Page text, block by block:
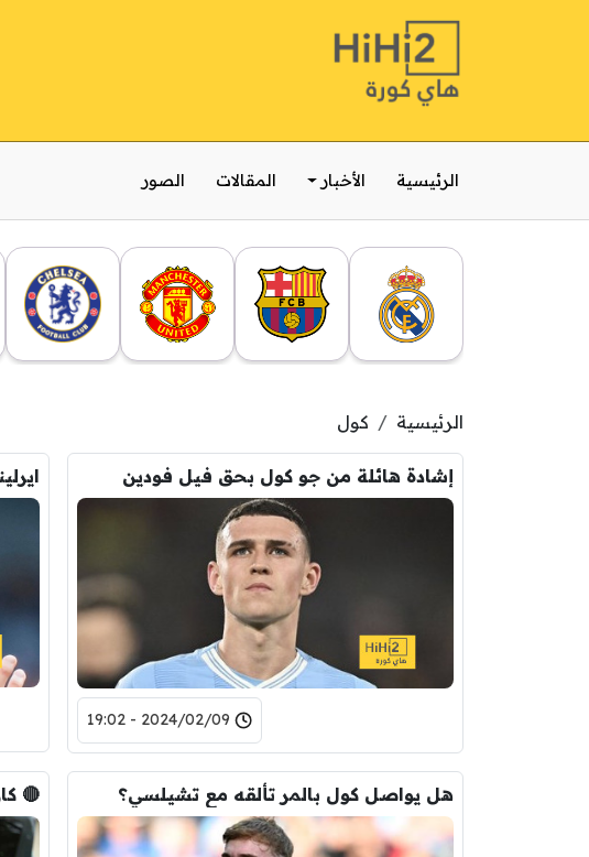
الرئيسية الأخبار المقالات الصور
الرئيسية كول
إشادة هائلة من جو كول بحق فيل فودين
2024/02/09 - 19:02
هل يواصل كول بالمر تألقه مع تشيلسي؟